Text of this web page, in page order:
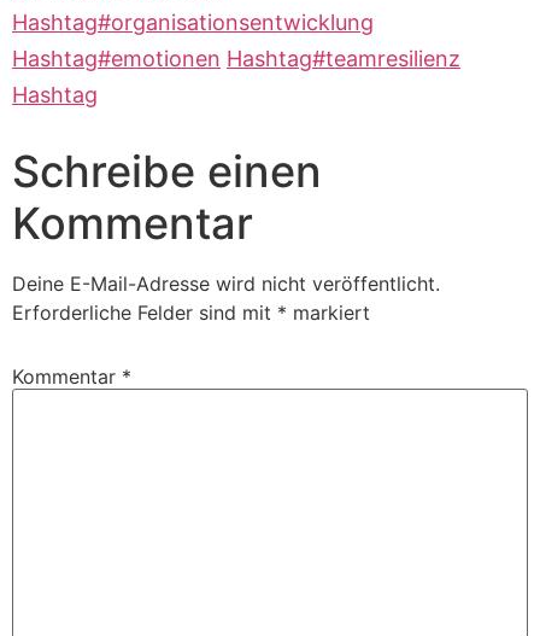
Hashtag#organisationsentwicklung
Hashtag#emotionen Hashtag#teamresilienz
Hashtag
Schreibe einen
Kommentar
Deine E-Mail-Adresse wird nicht veröffentlicht.
Erforderliche Felder sind mit * markiert
Kommentar *